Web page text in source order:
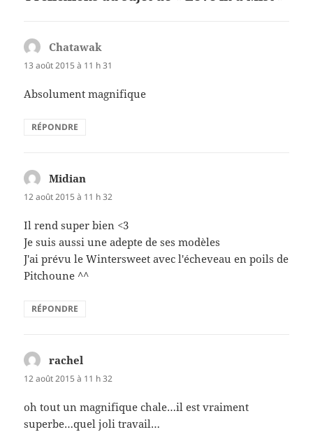
o
Chatawak
13 août 2015 à 11 h 31
Absolument magnifique
RÉPONDRE
Midian
12 août 2015 à 11 h 32
Il rend super bien <3
Je suis aussi une adepte de ses modèles
J'ai prévu le Wintersweet avec l'écheveau en poils de
Pitchoune ^^
RÉPONDRE
rachel
12 août 2015 à 11 h 32
oh tout un magnifique chale…il est vraiment
superbe…quel joli travail…